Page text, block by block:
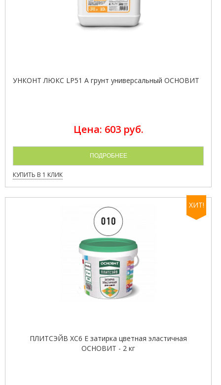
УНКОНТ ЛЮКС LP51 A грунт универсальный ОСНОВИТ
Цена: 603 руб.
ПОДРОБНЕЕ
КУПИТЬ В 1 КЛИК
ХИТ!
ПЛИТСЭЙВ XC6 E затирка цветная эластичная
ОСНОВИТ - 2 кг